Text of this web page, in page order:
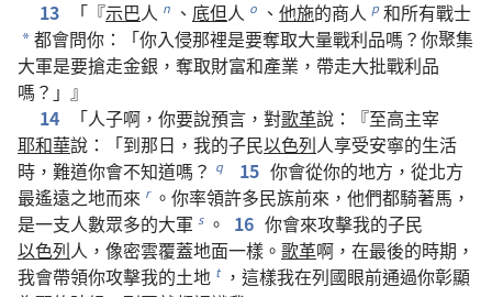
13
「『示巴人 n 、 底但人 o 、 他施的商人 p 和所有戰士
*都會問你 ：「你入侵那裡是要奪取大量戰利品嗎 ？你聚集
大軍是要搶走金銀 ， 奪取財富和產業 ， 帶走大批戰利品
嗎 ？」』
14
「人子啊 ， 你要說預言 ， 對歌革說 ：『至高主宰
耶和華說 ：「到那日 ， 我的子民以色列人享受安寧的生活
時 ， 難道你會不知道嗎 ？ q 15 你會從你的地方 ， 從北方
最遙遠之地而來 r 。 你率領許多民族前來 ， 他們都騎著馬 ，
是一支人數眾多的大軍 s 。 16 你會來攻擊我的子民
以色列人 ， 像密雲覆蓋地面一樣 。 歌革啊 ， 在最後的時期 ，
我會帶領你攻擊我的土地 t ， 這樣我在列國眼前通過你彰顯